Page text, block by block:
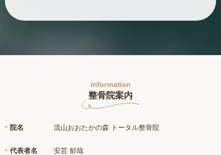
information
整骨院案内
院名 流山おおたかの森 トータル整骨院
代表者名 安芸 郁哉